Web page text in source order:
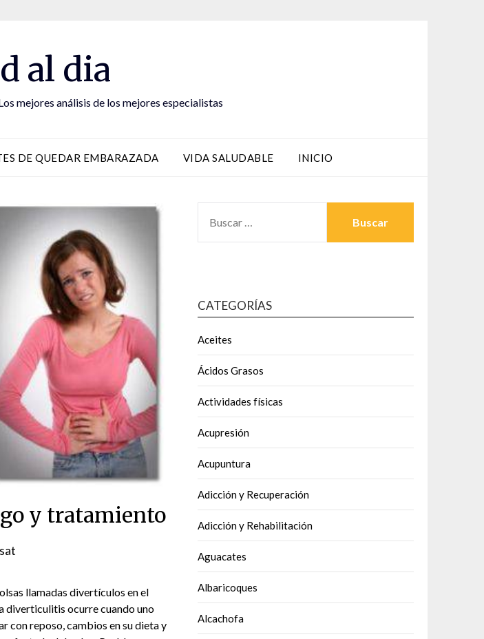
al dia
mejores análisis de los mejores especialistas
DE QUEDAR EMBARAZADA VIDA SALUDABLE INICIO
y tratamiento
llamadas divertículos en el
diverticulitis ocurre cuando uno
con reposo, cambios en su dieta y
CATEGORÍAS
Aceites
Ácidos Grasos
Actividades físicas
Acupresión
Acupuntura
Adicción y Recuperación
Adicción y Rehabilitación
Aguacates
Albaricoques
Alcachofa